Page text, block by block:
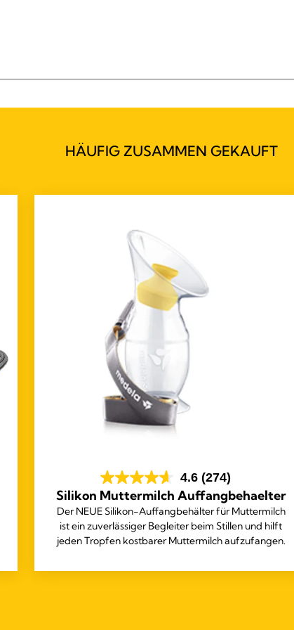
HÄUFIG ZUSAMMEN GEKAUFT
4.6 (274)
Silikon Muttermilch Auffangbehaelter
Der NEUE Silikon-Auffangbehälter für Muttermilch
ist ein zuverlässiger Begleiter beim Stillen und hilft
jeden Tropfen kostbarer Muttermilch aufzufangen.